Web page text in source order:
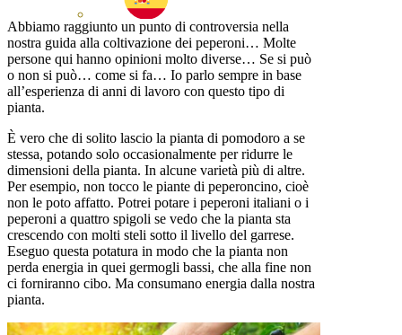
Abbiamo raggiunto un punto di controversia nella
nostra guida alla coltivazione dei peperoni… Molte
persone qui hanno opinioni molto diverse… Se si può
o non si può… come si fa… Io parlo sempre in base
all’esperienza di anni di lavoro con questo tipo di
pianta.
È vero che di solito lascio la pianta di pomodoro a se
stessa, potando solo occasionalmente per ridurre le
dimensioni della pianta. In alcune varietà più di altre.
Per esempio, non tocco le piante di peperoncino, cioè
non le poto affatto. Potrei potare i peperoni italiani o i
peperoni a quattro spigoli se vedo che la pianta sta
crescendo con molti steli sotto il livello del garrese.
Eseguo questa potatura in modo che la pianta non
perda energia in quei germogli bassi, che alla fine non
ci forniranno cibo. Ma consumano energia dalla nostra
pianta.